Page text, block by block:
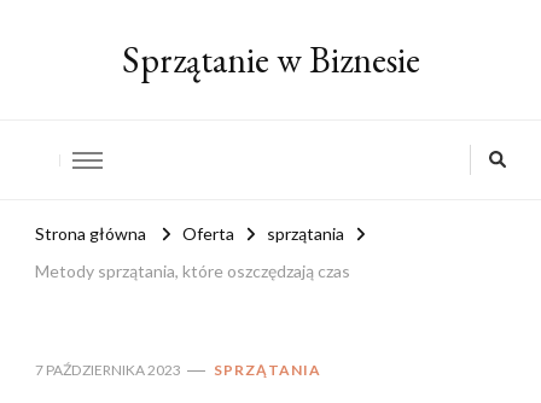
Sprzątanie w Biznesie
Strona główna Oferta
sprzątania
Metody sprzątania, które oszczędzają czas
7 PAŹDZIERNIKA 2023 SPRZĄTANIA